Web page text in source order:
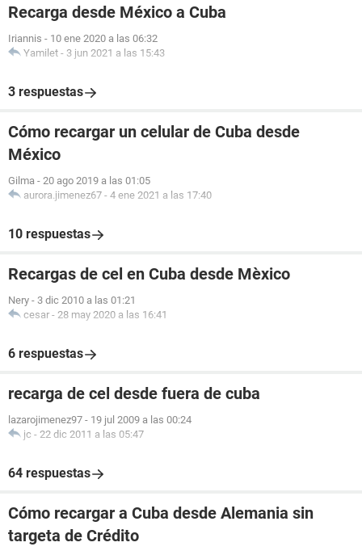
Recarga desde México a Cuba
Iriannis - 10 ene 2020 a las 06:32
Yamilet - 3 jun 2021 a las 15:43
3 respuestas
Cómo recargar un celular de Cuba desde
México
Gilma - 20 ago 2019 a las 01:05
aurora.jimenez67 - 4 ene 2021 a las 17:40
10 respuestas
Recargas de cel en Cuba desde Mèxico
Nery - 3 dic 2010 a las 01:21
cesar - 28 may 2020 a las 16:41
6 respuestas
recarga de cel desde fuera de cuba
lazarojimenez97 - 19 jul 2009 a las 00:24
jc - 22 dic 2011 a las 05:47
64 respuestas
Cómo recargar a Cuba desde Alemania sin
targeta de Crédito